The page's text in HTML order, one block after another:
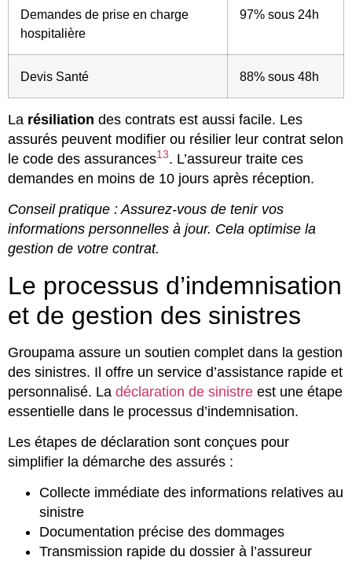
Demandes de prise en charge
hospitalière
97% sous 24h
Devis Santé 88% sous 48h
La résiliation des contrats est aussi facile. Les
assurés peuvent modifier ou résilier leur contrat selon
le code des assurances13. L’assureur traite ces
demandes en moins de 10 jours après réception.
Conseil pratique : Assurez-vous de tenir vos
informations personnelles à jour. Cela optimise la
gestion de votre contrat.
Le processus d’indemnisation
et de gestion des sinistres
Groupama assure un soutien complet dans la gestion
des sinistres. Il offre un service d’assistance rapide et
personnalisé. La déclaration de sinistre est une étape
essentielle dans le processus d’indemnisation.
Les étapes de déclaration sont conçues pour
simplifier la démarche des assurés :
Collecte immédiate des informations relatives au
sinistre
Documentation précise des dommages
Transmission rapide du dossier à l’assureur